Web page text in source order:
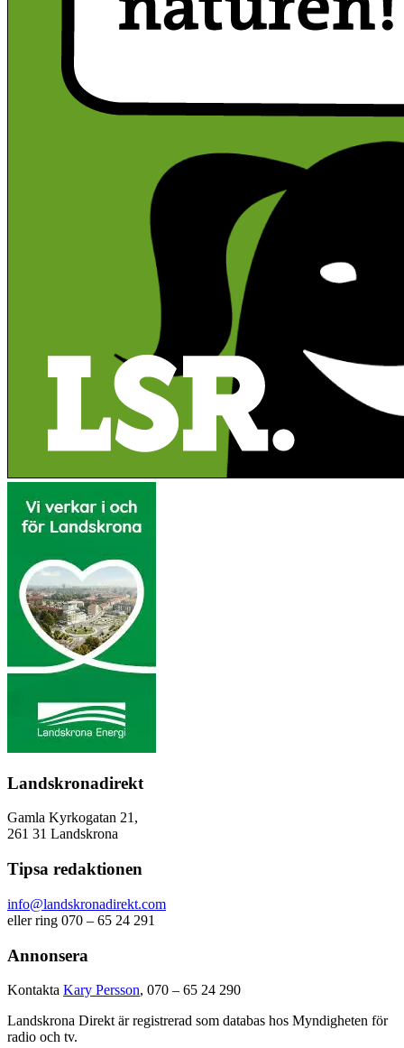
Landskronadirekt
Gamla Kyrkogatan 21,
261 31 Landskrona
Tipsa redaktionen
info@landskronadirekt.com
eller ring 070 – 65 24 291
Annonsera
Kontakta Kary Persson, 070 – 65 24 290
Landskrona Direkt är registrerad som databas hos Myndigheten för
radio och tv.